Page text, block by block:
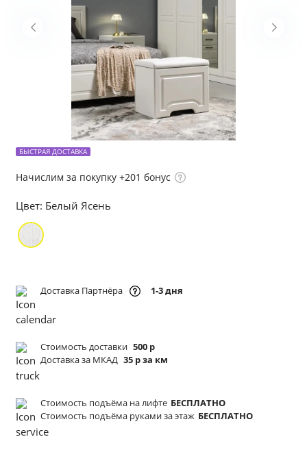
БЫСТРАЯ ДОСТАВКА
Начислим за покупку +201 бонус
Цвет: Белый Ясень
Доставка Партнёра 1-3 дня
Стоимость доставки 500 р
Доставка за МКАД 35 р за км
Стоимость подъёма на лифте БЕСПЛАТНО
Стоимость подъёма руками за этаж БЕСПЛАТНО